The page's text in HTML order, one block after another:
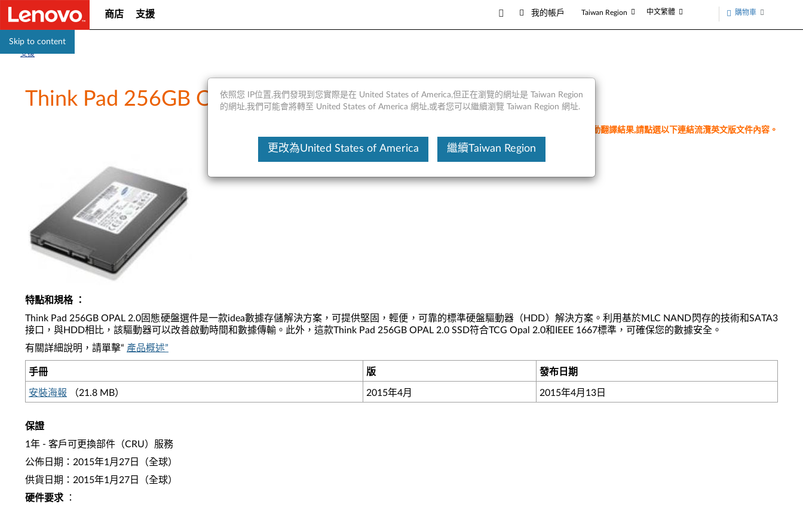
Skip to content
商店 支援 我的帳戶 Taiwan Region 中文繁體 購物車
支援
Think Pad 256GB OPAL 2.0固態硬盤 - 概述和服務部件
這份文件為翻譯程式自動翻譯結果,請點選以下連結流灠英文版文件內容。
特點和規格
：
Think Pad 256GB OPAL 2.0固態硬盤選件是一款idea數據存儲解決方案，可提供堅固，輕便，可靠的標準硬盤驅動器（HDD）解決方案。利用基於MLC NAND閃存的技術和SATA3
接口，與HDD相比，該驅動器可以改善啟動時間和數據傳輸。此外，這款Think Pad 256GB OPAL 2.0 SSD符合TCG Opal 2.0和IEEE 1667標準，可確保您的數據安全。
有關詳細說明，請單擊“ 產品概述”
手冊 版 發布日期
安裝海報 （21.8 MB） 2015年4月 2015年4月13日
保證
1年 - 客戶可更換部件（CRU）服務
公佈日期：2015年1月27日（全球）
供貨日期：2015年1月27日（全球）
硬件要求 ：
依照您 IP位置,我們發現到您實際是在 United States of America,但正在瀏覽的網址是 Taiwan Region
的網址,我們可能會將轉至 United States of America 網址,或者您可以繼續瀏覽 Taiwan Region 網址.
更改為United States of America 繼續Taiwan Region